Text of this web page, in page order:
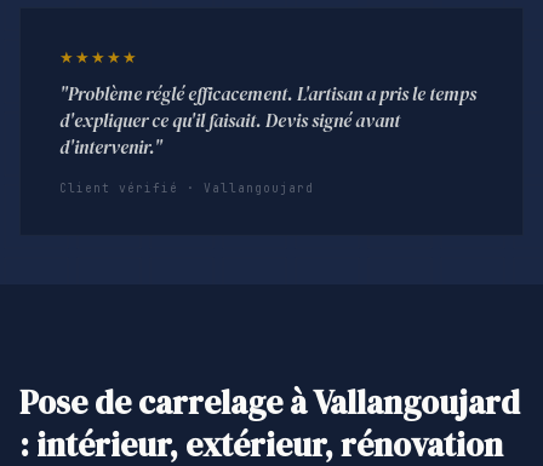
★★★★★
"Problème réglé efficacement. L'artisan a pris le temps
d'expliquer ce qu'il faisait. Devis signé avant
d'intervenir."
Client vérifié · Vallangoujard
Pose de carrelage à Vallangoujard
: intérieur, extérieur, rénovation